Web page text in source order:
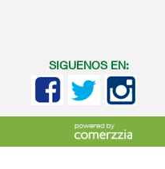
SIGUENOS EN: